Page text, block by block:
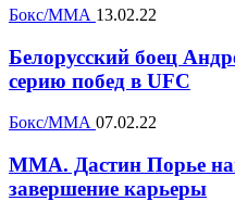
Бокс/ММА 13.02.22
Белорусский боец
серию побед в UFC
Бокс/ММА 07.02.22
MMA. Дастин Порье
завершение карьеры